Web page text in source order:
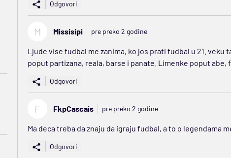
Odgovori
M Missisipi pre preko 2 godine
Ljude vise fudbal me zanima, ko jos prati fudbal u 21. veku
poput partizana, reala, barse i panate. Limenke poput abe,
Odgovori
F FkpCascais pre preko 2 godine
Ma deca treba da znaju da igraju fudbal, a to o legendama
Odgovori